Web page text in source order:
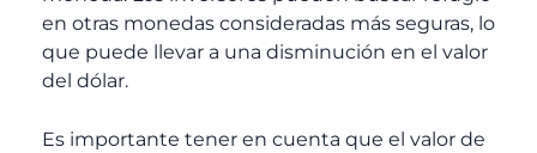
en otras monedas consideradas más seguras, lo
que puede llevar a una disminución en el valor
del dólar.
Es importante tener en cuenta que el valor de